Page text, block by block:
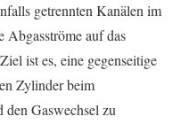
getrennten Kanälen im
Abgasströme auf das
ist es, eine gegenseitige
Zylinder beim
den Gaswechsel zu